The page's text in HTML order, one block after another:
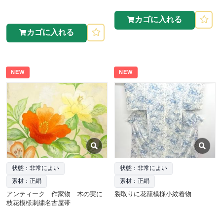
カゴに入れる
カゴに入れる
NEW
状態：非常によい
素材：正絹
アンティーク 作家物 木の実に
枝花模様刺繍名古屋帯
NEW
状態：非常によい
素材：正絹
裂取りに花籠模様小紋着物